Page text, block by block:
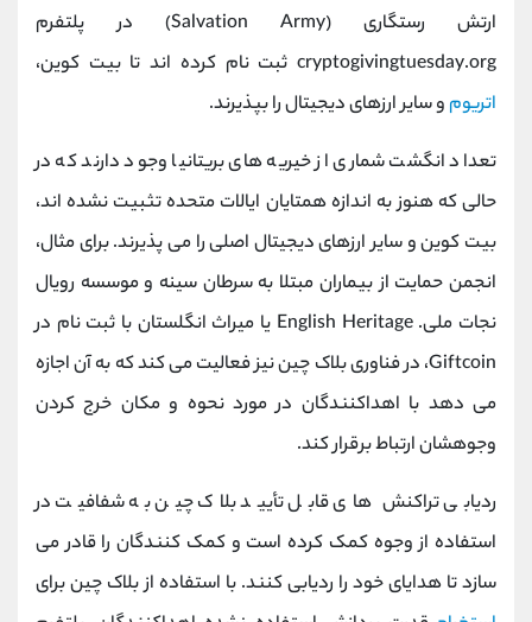
ارتش رستگاری (Salvation Army) در پلتفرم
cryptogivingtuesday.org ثبت نام کرده اند تا بیت کوین،
اتریوم و سایر ارزهای دیجیتال را بپذیرند.
تعداد انگشت شماری از خیریه های بریتانیا وجود دارند که در
حالی که هنوز به اندازه همتایان ایالات متحده تثبیت نشده اند،
بیت کوین و سایر ارزهای دیجیتال اصلی را می پذیرند. برای مثال،
انجمن حمایت از بیماران مبتلا به سرطان سینه و موسسه رویال
نجات ملی. English Heritage یا میراث انگلستان با ثبت نام در
Giftcoin، در فناوری بلاک چین نیز فعالیت می‌ کند که به آن اجازه
می ‌دهد با اهداکنندگان در مورد نحوه و مکان خرج کردن
وجوهشان ارتباط برقرار کند.
ردیابی تراکنش‌ های قابل تأیید بلاک چین به شفافیت در
استفاده از وجوه کمک کرده است و کمک ‌کنندگان را قادر می‌
سازد تا هدایای خود را ردیابی کنند. با استفاده از بلاک چین برای